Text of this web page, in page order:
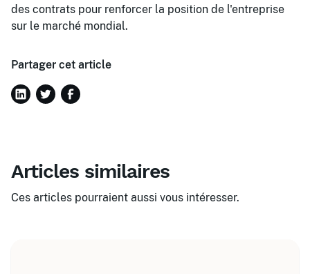
des contrats pour renforcer la position de l'entreprise
sur le marché mondial.
Partager cet article
Articles similaires
Ces articles pourraient aussi vous intéresser.